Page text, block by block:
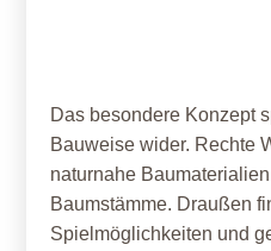
Das besondere Konzept
Bauweise wider. Rechte
naturnahe
Baumstämme. Draußen
Spielmöglichkeiten und